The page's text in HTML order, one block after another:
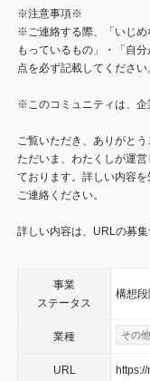
※注意事項※
※ご連絡する際、「いじめ
もっているもの」・「自
点を必ず記載してください
※このコミュニティは、企
ご覧いただき、ありがとう
ただいま、わたくしが運
ております。詳しい内容
ご連絡ください。
詳しい内容は、URLの募集
事業
ステータス
構想
業種 その他
URL